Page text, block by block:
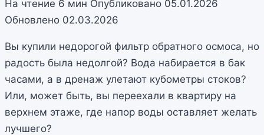
На чтение 6 мин Опубликовано 05.01.2026
Обновлено 02.03.2026
Вы купили недорогой фильтр обратного осмоса, но
радость была недолгой? Вода набирается в бак
часами, а в дренаж улетают кубометры стоков?
Или, может быть, вы переехали в квартиру на
верхнем этаже, где напор воды оставляет желать
лучшего?